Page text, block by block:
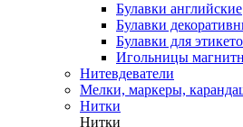
Булавки английские
Булавки
Булавки для
Игольницы
Нитевдеватели
Мелки, маркеры,
Нитки
Нитки